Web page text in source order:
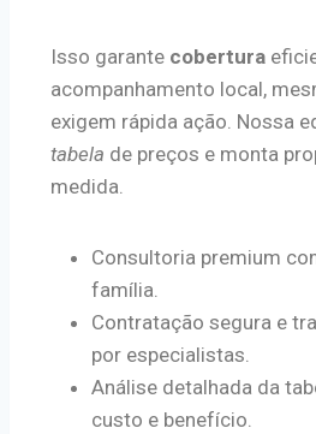
Isso garante cobertura
acompanhamento local,
exigem rápida ação. Nossa
tabela de preços e monta
medida.
Consultoria premium
família.
Contratação segura e
por especialistas.
Análise detalhada da
custo e benefício.